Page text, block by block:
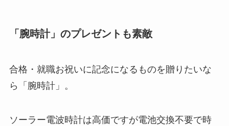
「腕時計」のプレゼントも素敵
合格・就職お祝いに記念になるものを贈りたいな
ら「腕時計」。
ソーラー電波時計は高価ですが電池交換不要で時